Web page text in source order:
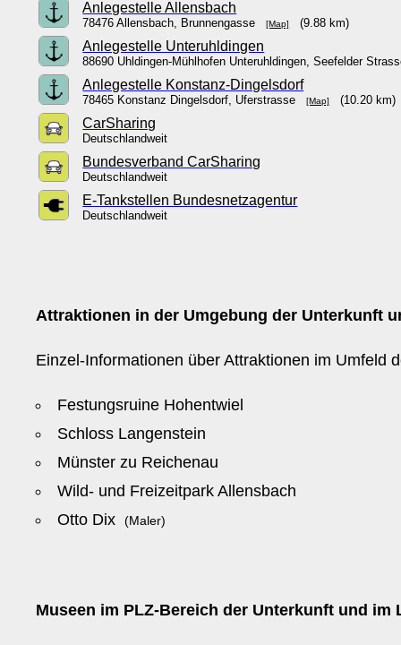
Anlegestelle Allensbach
78476 Allensbach, Brunnengasse[Map] (9.88 km)
Anlegestelle Unteruhldingen
88690 Uhldingen-Mühlhofen Unteruhldingen, Seefelder
Anlegestelle Konstanz-Dingelsdorf
78465 Konstanz Dingelsdorf, Uferstrasse[Map] (10.20 km)
CarSharing
Deutschlandweit
Bundesverband CarSharing
Deutschlandweit
E-Tankstellen Bundesnetzagentur
Deutschlandweit
Attraktionen in der Umgebung der Unterkunft
Einzel-Informationen über Attraktionen im Umfeld
Festungsruine Hohentwiel
Schloss Langenstein
Münster zu Reichenau
Wild- und Freizeitpark Allensbach
Otto Dix(Maler)
Museen im PLZ-Bereich der Unterkunft und im